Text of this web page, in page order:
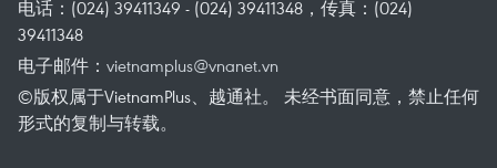
电话：(024) 39411349 - (024) 39411348，传真：(024)
39411348
电子邮件： vietnamplus@vnanet.vn
©版权属于VietnamPlus、越通社。 未经书面同意，禁止任何
形式的复制与转载。